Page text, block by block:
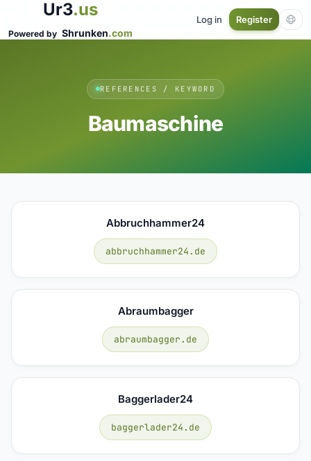
Ur3.us
Powered by Shrunken.com
Log in Register
REFERENCES / KEYWORD
Baumaschine
Abbruchhammer24
abbruchhammer24.de
Abraumbagger
abraumbagger.de
Baggerlader24
baggerlader24.de